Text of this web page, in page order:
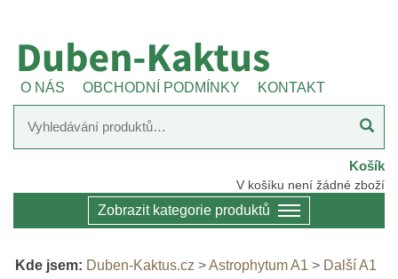
O NÁS OBCHODNÍ PODMÍNKY KONTAKT
Košík
V košíku není žádné zboží
Zobrazit kategorie produktů
Kde jsem: Duben-Kaktus.cz >Astrophytum A1 > Další A1